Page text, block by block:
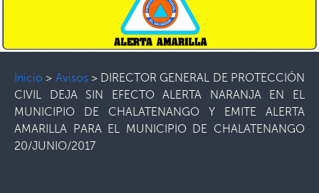
Inicio > Avisos> DIRECTOR GENERAL DE PROTECCIÓN
CIVIL DEJA SIN EFECTO ALERTA NARANJA EN EL
MUNICIPIO DE CHALATENANGO Y EMITE ALERTA
AMARILLA PARA EL MUNICIPIO DE CHALATENANGO
20/JUNIO/2017